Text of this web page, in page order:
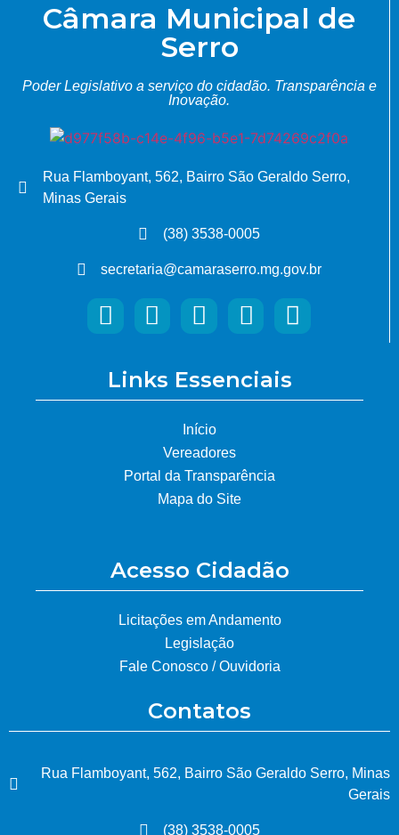
Câmara Municipal de
Serro
Poder Legislativo a serviço do cidadão. Transparência e
Inovação.
Rua Flamboyant, 562, Bairro São Geraldo Serro,
Minas Gerais
(38) 3538-0005
secretaria@camaraserro.mg.gov.br
Links Essenciais
Início
Vereadores
Portal da Transparência
Mapa do Site
Acesso Cidadão
Licitações em Andamento
Legislação
Fale Conosco / Ouvidoria
Contatos
Rua Flamboyant, 562, Bairro São Geraldo Serro, Minas
Gerais
(38) 3538-0005